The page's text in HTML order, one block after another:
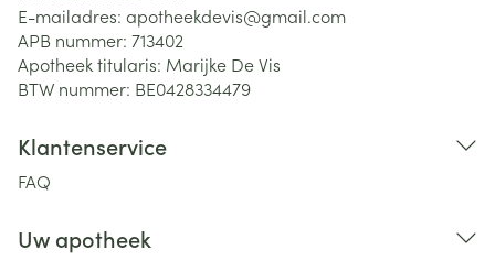
E-mailadres: apotheekdevis@gmail.com
APB nummer: 713402
Apotheek titularis: Marijke De Vis
BTW nummer: BE0428334479
Klantenservice
FAQ
Uw apotheek